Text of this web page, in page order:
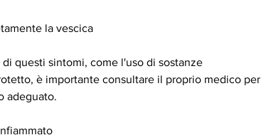
la vescica
questi sintomi, come l'uso di sostanze
è importante consultare il proprio medico per
adeguato.